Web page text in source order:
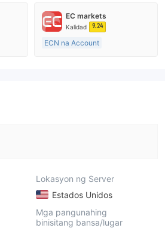
Kinokontrol sa Australia
Paggawa ng Market (MM)
EC markets
Kalidad 9.24
ECN na Account
Lokasyon ng Server
Estados Unidos
Mga pangunahing
binisitang bansa/lugar